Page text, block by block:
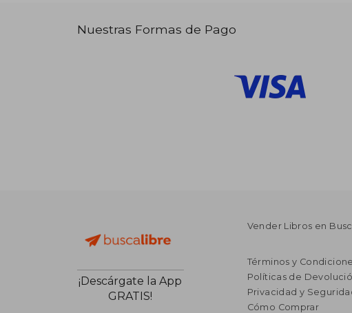
Nuestras Formas de Pago
¡Descárgate la App
GRATIS!
Vender Libros en
Términos y
Políticas de
Privacidad y
Cómo Comprar